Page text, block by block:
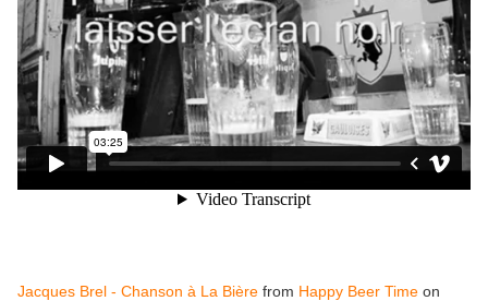
Jacques Brel - Chanson à La Bière from Happy Beer Time on